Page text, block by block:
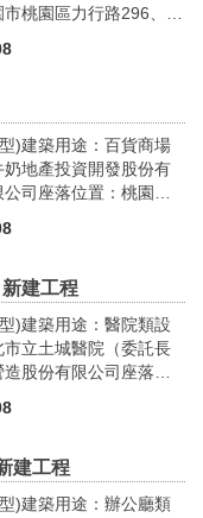
桃園區力行路296、
上三棟（5、16、
設計期間：2016.8-
)建築用途：百貨商場
地產投資開發股份有
司座落位置：桃園市
數：地上6層、地下3層
2018.8施工時
建工程
)建築用途：醫院類設
立土城醫院（委託長
股份有限公司座落位
樓層數：地上14層、
間：2014.8-2016.5施
建工程
)建築用途：辦公廳類